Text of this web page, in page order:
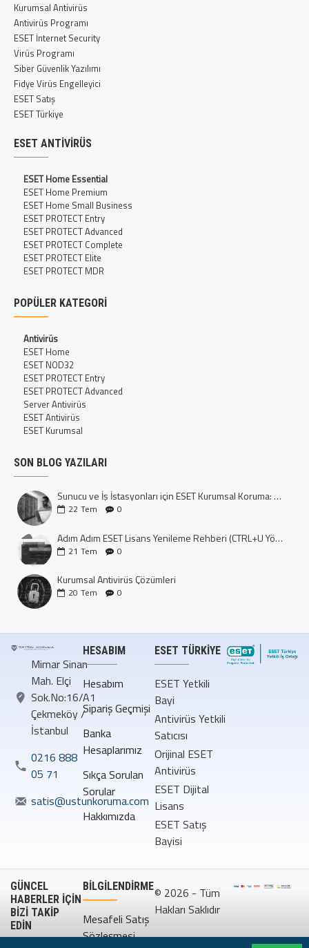
Kurumsal Antivirüs
Antivirüs Programı
ESET İnternet Security
Virüs Programı
Siber Güvenlik Yazılımı
Fidye Virüs Engelleyici
ESET Satış
ESET Türkiye
ESET ANTIVIRÜS
ESET Home Essential
ESET Home Premium
ESET Home Small Business
ESET PROTECT Entry
ESET PROTECT Advanced
ESET PROTECT Complete
ESET PROTECT Elite
ESET PROTECT MDR
POPÜLER KATEGORI
Antivirüs
ESET Home
ESET NOD32
ESET PROTECT Entry
ESET PROTECT Advanced
Server Antivirüs
ESET Antivirüs
ESET Kurumsal
SON BLOG YAZILARI
Sunucu ve İş İstasyonları için ESET Kurumsal Koruma: Dijital Kalenizi İnşa Edin
22 Tem 0
Adım Adım ESET Lisans Yenileme Rehberi (CTRL+U Yöntemi)
21 Tem 0
Kurumsal Antivirüs Çözümleri
20 Tem 0
Mimar Sinan
Mah. Elçi
Sok.No:16/A1
Çekmeköy /
İstanbul
0216 888
05 71
satis@ustunkoruma.com
HESABIM
Hesabım
Sipariş Geçmişi
Banka
Hesaplarımız
Sıkça Sorulan
Sorular
Hakkımızda
ESET TÜRKIYE
ESET Yetkili
Bayi
Antivirüs Yetkili
Satıcısı
Orijinal ESET
Antivirüs
ESET Dijital
Lisans
ESET Satış
Bayisi
GÜNCEL
HABERLER İÇİN
BİZİ TAKİP
EDİN
BILGILENDIRME
Mesafeli Satış
Sözleşmesi
© 2026 - Tüm
Hakları Saklıdır